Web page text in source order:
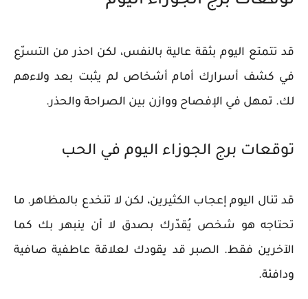
قد تتمتع اليوم بثقة عالية بالنفس، لكن احذر من التسرّع
في كشف أسرارك أمام أشخاص لم يثبت بعد ولاءهم
لك. تمهل في الإفصاح ووازن بين الصراحة والحذر.
توقعات برج الجوزاء اليوم في الحب
قد تنال اليوم إعجاب الكثيرين، لكن لا تنخدع بالمظاهر. ما
تحتاجه هو شخص يُقدّرك بصدق لا أن ينبهر بك كما
الآخرين فقط. الصبر قد يقودك لعلاقة عاطفية صافية
ودافئة.